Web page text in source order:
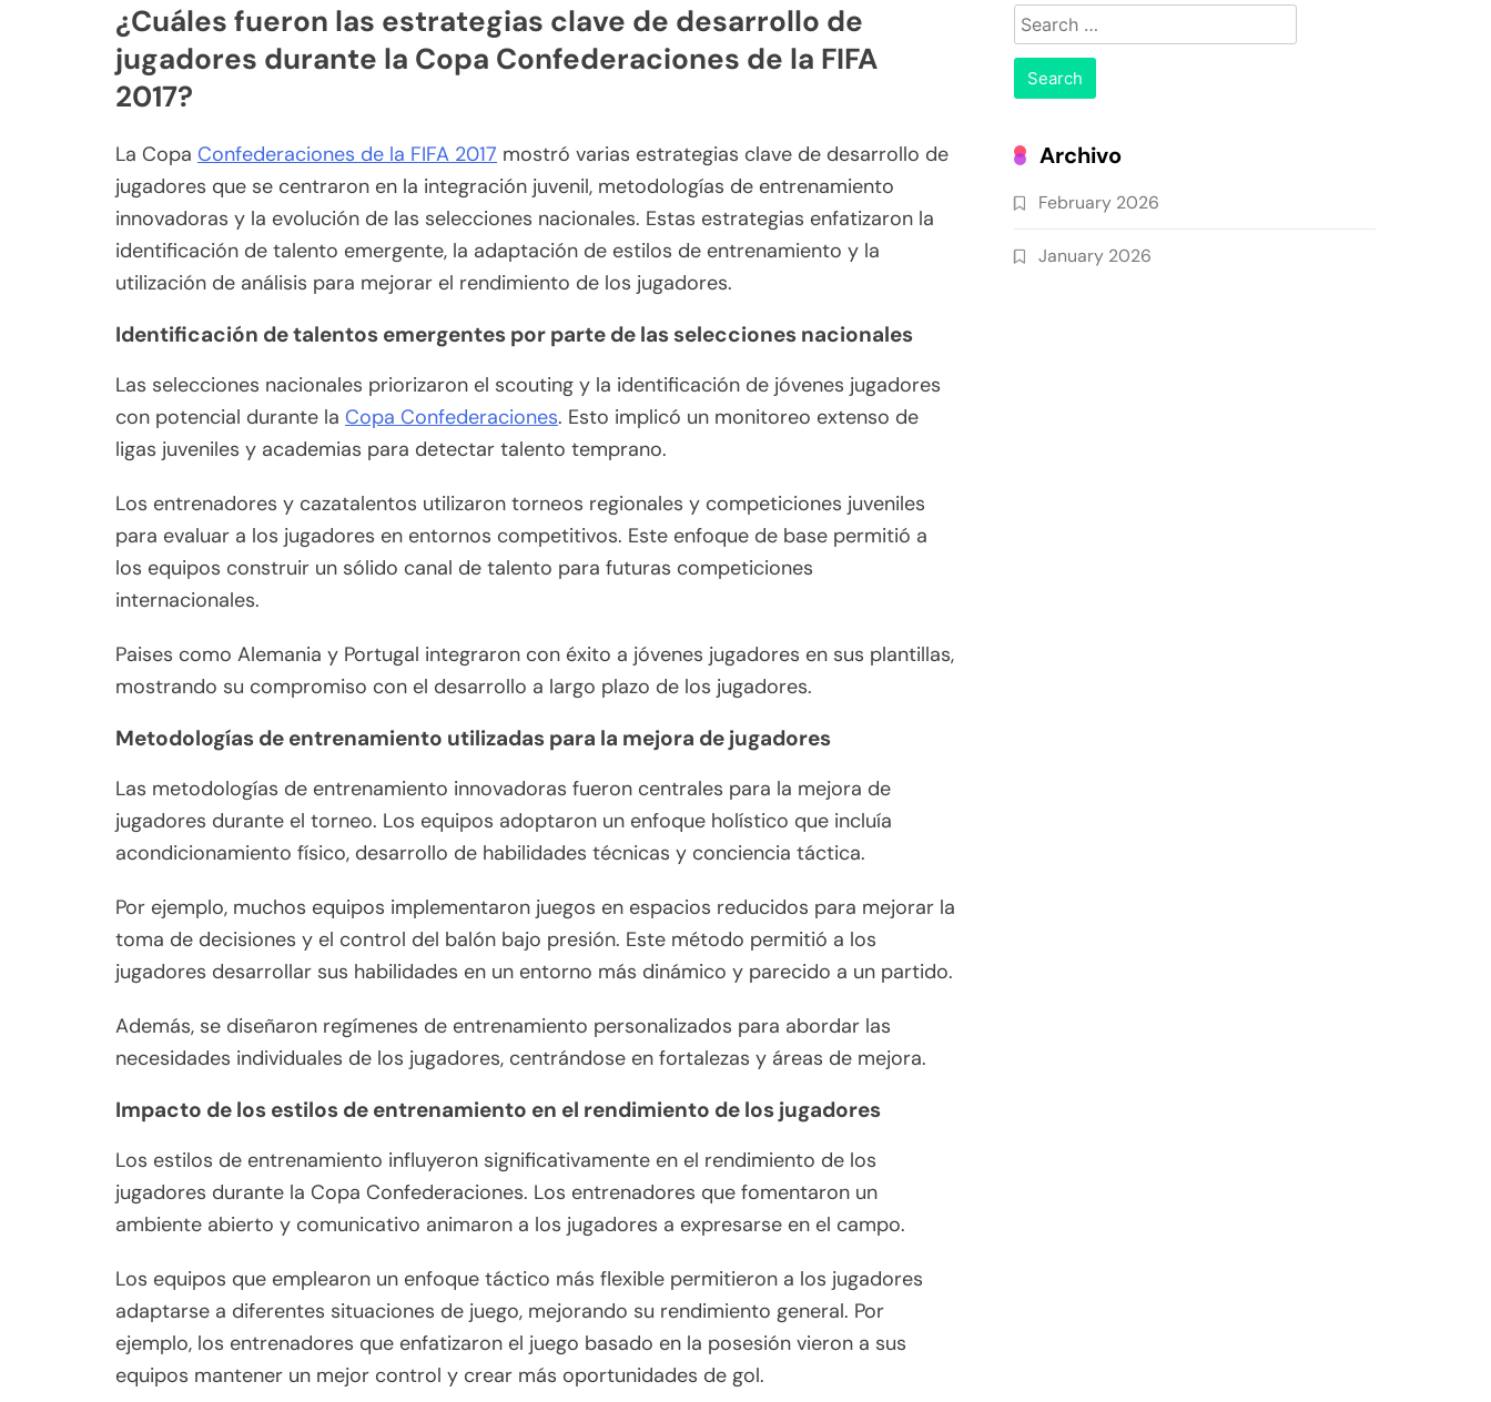
¿Cuáles fueron las estrategias clave de desarrollo de
jugadores durante la Copa Confederaciones de la FIFA
2017?
La Copa Confederaciones de la FIFA 2017 mostró varias estrategias clave de desarrollo de
jugadores que se centraron en la integración juvenil, metodologías de entrenamiento
innovadoras y la evolución de las selecciones nacionales. Estas estrategias enfatizaron la
identificación de talento emergente, la adaptación de estilos de entrenamiento y la
utilización de análisis para mejorar el rendimiento de los jugadores.
Identificación de talentos emergentes por parte de las selecciones nacionales
Las selecciones nacionales priorizaron el scouting y la identificación de jóvenes jugadores
con potencial durante la Copa Confederaciones. Esto implicó un monitoreo extenso de
ligas juveniles y academias para detectar talento temprano.
Los entrenadores y cazatalentos utilizaron torneos regionales y competiciones juveniles
para evaluar a los jugadores en entornos competitivos. Este enfoque de base permitió a
los equipos construir un sólido canal de talento para futuras competiciones
internacionales.
Paises como Alemania y Portugal integraron con éxito a jóvenes jugadores en sus plantillas,
mostrando su compromiso con el desarrollo a largo plazo de los jugadores.
Metodologías de entrenamiento utilizadas para la mejora de jugadores
Las metodologías de entrenamiento innovadoras fueron centrales para la mejora de
jugadores durante el torneo. Los equipos adoptaron un enfoque holístico que incluía
acondicionamiento físico, desarrollo de habilidades técnicas y conciencia táctica.
Por ejemplo, muchos equipos implementaron juegos en espacios reducidos para mejorar la
toma de decisiones y el control del balón bajo presión. Este método permitió a los
jugadores desarrollar sus habilidades en un entorno más dinámico y parecido a un partido.
Además, se diseñaron regímenes de entrenamiento personalizados para abordar las
necesidades individuales de los jugadores, centrándose en fortalezas y áreas de mejora.
Impacto de los estilos de entrenamiento en el rendimiento de los jugadores
Los estilos de entrenamiento influyeron significativamente en el rendimiento de los
jugadores durante la Copa Confederaciones. Los entrenadores que fomentaron un
ambiente abierto y comunicativo animaron a los jugadores a expresarse en el campo.
Los equipos que emplearon un enfoque táctico más flexible permitieron a los jugadores
adaptarse a diferentes situaciones de juego, mejorando su rendimiento general. Por
ejemplo, los entrenadores que enfatizaron el juego basado en la posesión vieron a sus
equipos mantener un mejor control y crear más oportunidades de gol.
Search
for:
Archivo
February 2026
January 2026